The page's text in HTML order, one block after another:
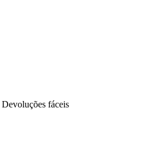
Devoluções fáceis